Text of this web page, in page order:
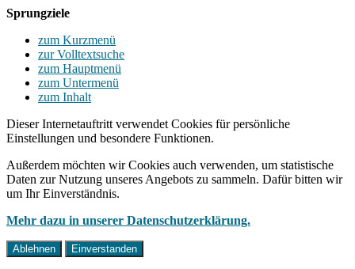
Sprungziele
zum Kurzmenü
zur Volltextsuche
zum Hauptmenü
zum Untermenü
zum Inhalt
Dieser Internetauftritt verwendet Cookies für persönliche
Einstellungen und besondere Funktionen.
Außerdem möchten wir Cookies auch verwenden, um statistische
Daten zur Nutzung unseres Angebots zu sammeln. Dafür bitten wir
um Ihr Einverständnis.
Mehr dazu in unserer Datenschutzerklärung.
Ablehnen Einverstanden